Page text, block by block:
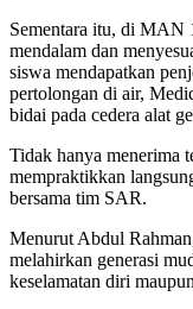
Sementara itu, di MAN
mendalam dan
siswa mendapatkan
pertolongan di air,
bidai pada cedera alat
Tidak hanya menerima
mempraktikkan
bersama tim SAR.
Menurut Abdul
melahirkan generasi
keselamatan diri